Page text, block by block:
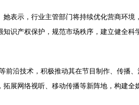
表示，行业主管部门将持续优化营商环
识产权保护，规范市场秩序，建立健全
沿技术，积极推动其在节目制作、传播
展网络视听、移动传播等新阵地，构建全